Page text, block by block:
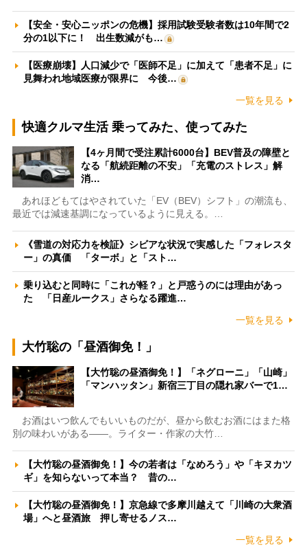
【安全・安心ニッポンの危機】採用試験受験者数は10年間で2
分の1以下に！ 出生数減がも…
【医療崩壊】人口減少で「医師不足」に加えて「患者不足」に
見舞われ地域医療が限界に 今後…
一覧を見る
快適クルマ生活 乗ってみた、使ってみた
【4ヶ月間で受注累計6000台】BEV普及の障壁と
なる「航続距離の不安」「充電のストレス」解
消…
あれほどもてはやされていた「EV（BEV）シフト」の潮流も、
最近では減速基調になっているように見える。…
《雪道の対応力を検証》シビアな状況で実感した「フォレスタ
ー」の真価 「ターボ」と「スト…
乗り込むと同時に「これが軽？」と戸惑うのには理由があっ
た 「日産ルークス」さらなる躍進…
一覧を見る
大竹聡の「昼酒御免！」
【大竹聡の昼酒御免！】「ネグローニ」「山崎」
「マンハッタン」新宿三丁目の隠れ家バーで1…
お酒はいつ飲んでもいいものだが、昼から飲むお酒にはまた格
別の味わいがある――。ライター・作家の大竹…
【大竹聡の昼酒御免！】今の若者は「なめろう」や「キヌカツ
ギ」を知らないって本当？ 昔の…
【大竹聡の昼酒御免！】京急線で多摩川越えて「川崎の大衆酒
場」へと昼酒旅 押し寄せるノス…
一覧を見る